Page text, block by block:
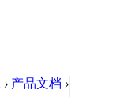
› 产品文档 ›